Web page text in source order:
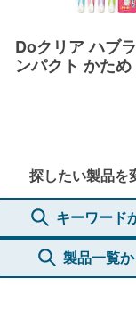
Doクリア ハブ
ンパクト かため
探したい製品を
キーワード
製品一覧